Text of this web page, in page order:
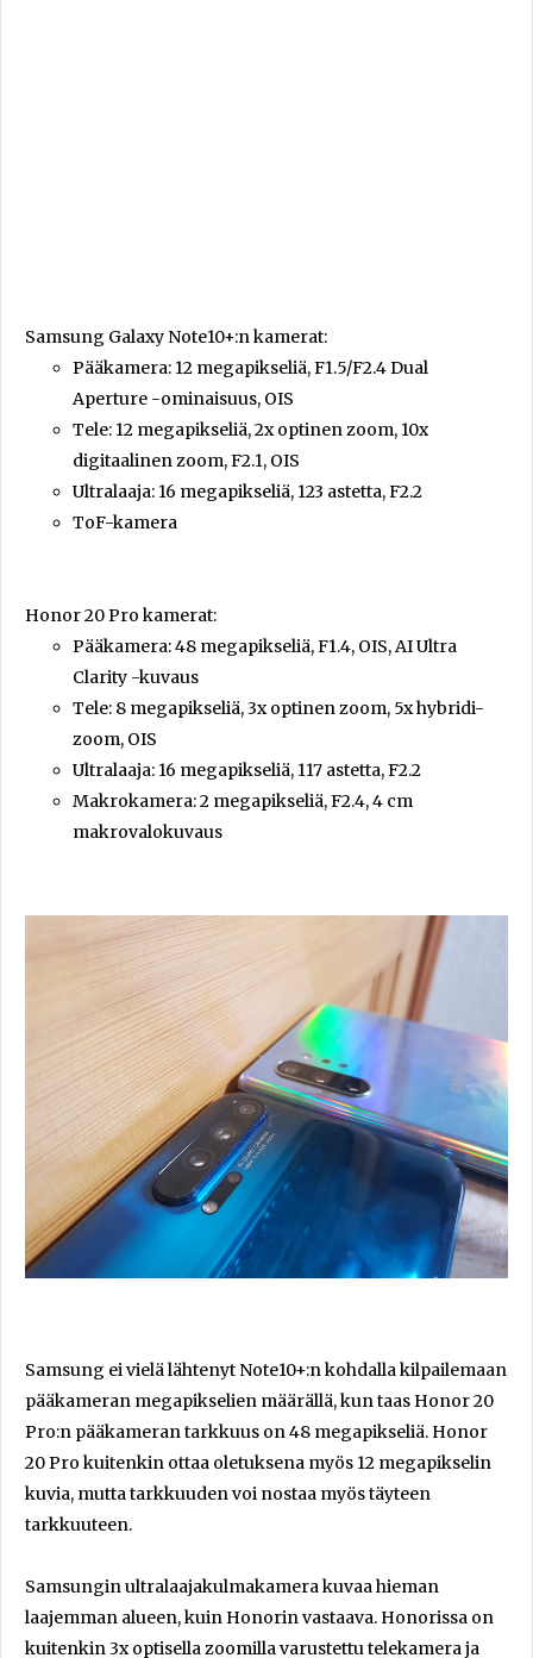
Samsung Galaxy Note10+:n kamerat:
Pääkamera: 12 megapikseliä, F1.5/F2.4 Dual
Aperture -ominaisuus, OIS
Tele: 12 megapikseliä, 2x optinen zoom, 10x
digitaalinen zoom, F2.1, OIS
Ultralaaja: 16 megapikseliä, 123 astetta, F2.2
ToF-kamera
Honor 20 Pro kamerat:
Pääkamera: 48 megapikseliä, F1.4, OIS, AI Ultra
Clarity -kuvaus
Tele: 8 megapikseliä, 3x optinen zoom, 5x hybridi-
zoom, OIS
Ultralaaja: 16 megapikseliä, 117 astetta, F2.2
Makrokamera: 2 megapikseliä, F2.4, 4 cm
makrovalokuvaus
Samsung ei vielä lähtenyt Note10+:n kohdalla kilpailemaan
pääkameran megapikselien määrällä, kun taas Honor 20
Pro:n pääkameran tarkkuus on 48 megapikseliä. Honor
20 Pro kuitenkin ottaa oletuksena myös 12 megapikselin
kuvia, mutta tarkkuuden voi nostaa myös täyteen
tarkkuuteen.
Samsungin ultralaajakulmakamera kuvaa hieman
laajemman alueen, kuin Honorin vastaava. Honorissa on
kuitenkin 3x optisella zoomilla varustettu telekamera ja